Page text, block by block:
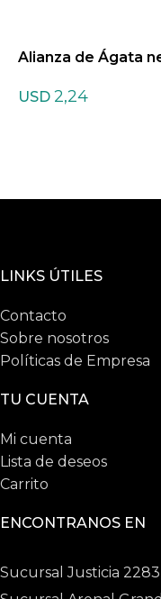
Alianza de Ágata
USD 2,24
LINKS ÚTILES
Contacto
Sobre nosotros
Políticas de Empresa
TU CUENTA
Mi cuenta
Lista de deseos
Carrito
ENCONTRANOS EN
Sucursal Justicia